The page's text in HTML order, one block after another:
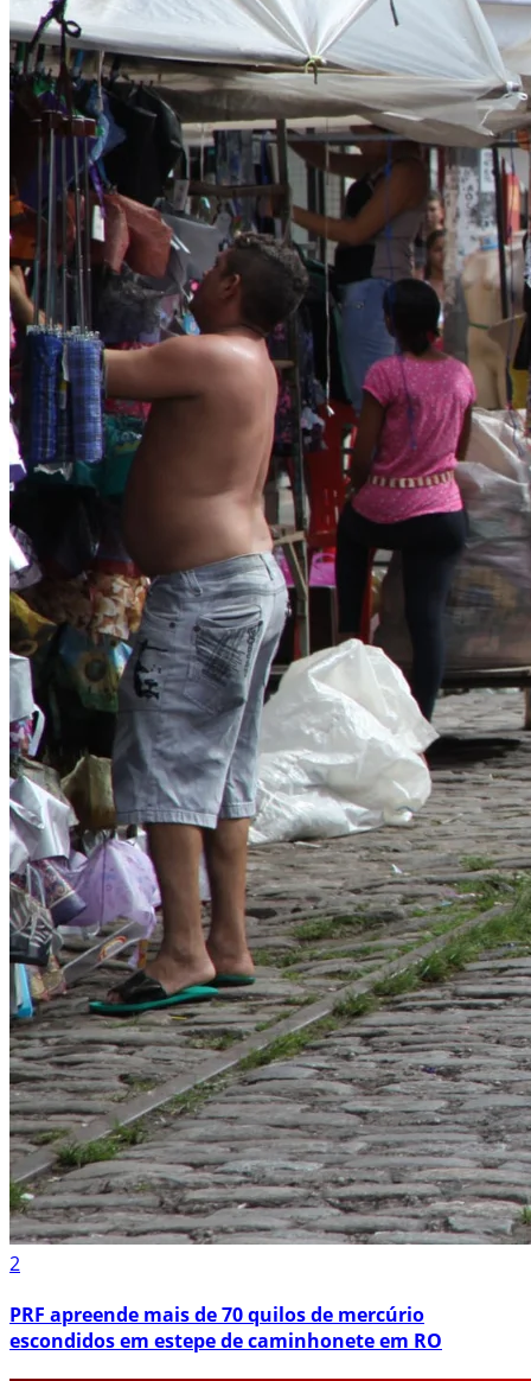
2
PRF apreende mais de 70 quilos de mercúrio
escondidos em estepe de caminhonete em RO